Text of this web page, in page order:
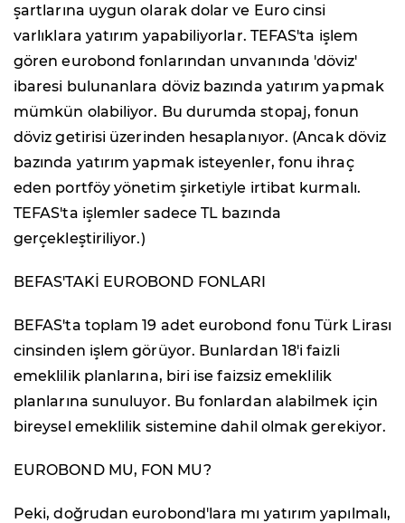
şartlarına uygun olarak dolar ve Euro cinsi
varlıklara yatırım yapabiliyorlar. TEFAS'ta işlem
gören eurobond fonlarından unvanında 'döviz'
ibaresi bulunanlara döviz bazında yatırım yapmak
mümkün olabiliyor. Bu durumda stopaj, fonun
döviz getirisi üzerinden hesaplanıyor. (Ancak döviz
bazında yatırım yapmak isteyenler, fonu ihraç
eden portföy yönetim şirketiyle irtibat kurmalı.
TEFAS'ta işlemler sadece TL bazında
gerçekleştiriliyor.)
BEFAS'TAKİ EUROBOND FONLARI
BEFAS'ta toplam 19 adet eurobond fonu Türk Lirası
cinsinden işlem görüyor. Bunlardan 18'i faizli
emeklilik planlarına, biri ise faizsiz emeklilik
planlarına sunuluyor. Bu fonlardan alabilmek için
bireysel emeklilik sistemine dahil olmak gerekiyor.
EUROBOND MU, FON MU?
Peki, doğrudan eurobond'lara mı yatırım yapılmalı,